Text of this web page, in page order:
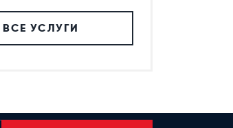
ВСЕ УСЛУГИ